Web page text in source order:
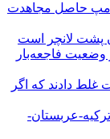
حاصل مجاهدت
پشت لانچر است
وضعیت فاجعه‌بار
غلط دادند که اگر
عربستان-